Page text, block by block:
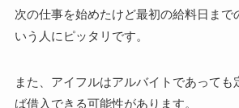
次の仕事を始めたけど最初の給料日まで
いう人にピッタリです。
また、アイフルはアルバイトであっても
ば借入できる可能性があります。